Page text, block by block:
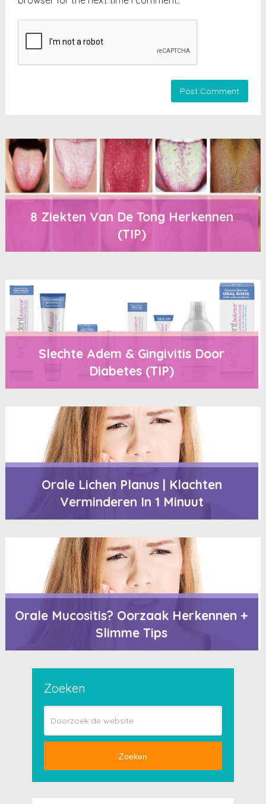
8 Ziekten Van De Tong Herkennen
(TIP)
Slechte Adem & Gingivitis Door
Diabetes (TIP)
Orale Lichen Planus | Klachten
Verminderen In 1 Minuut
Orale Mucositis? Oorzaak Herkennen +
Slimme Tips
Zoeken
Zoeken